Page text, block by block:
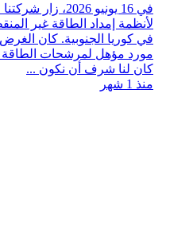
في 16 يونيو
في كوريا الجنوبية. كان الغرض
كان لنا شرف أن نكون ...
منذ 1 شهر